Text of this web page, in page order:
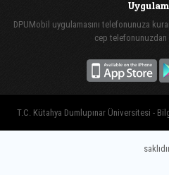
DPUMobil uygulamasını telefonunuza
cep
T.C. Kütahya Dumlupınar Üniversitesi -